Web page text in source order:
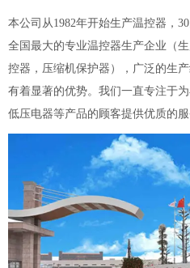
本公司从1982年开始生产温控器，
全国最大的专业温控器生产企业（
控器，压缩机保护器），广泛的生
有着显著的优势。我们一直专注于
低压电器等产品的顾客提供优质的服